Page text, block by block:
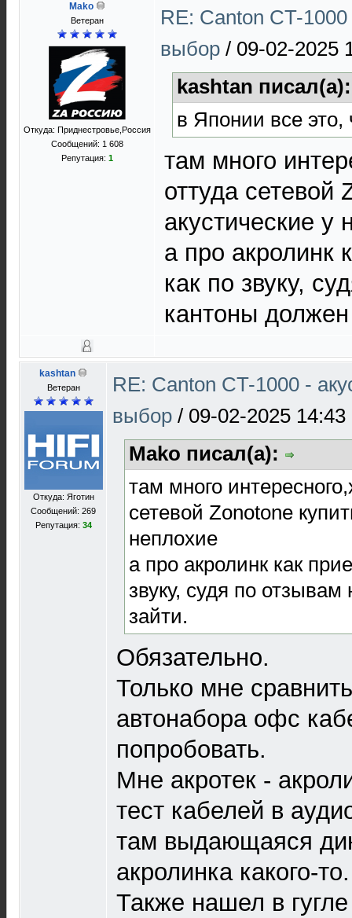
Mako
Ветеран
Откуда: Приднестровье,Россия
Сообщений: 1 608
Репутация: 1
RE: Canton CT-
выбор / 09-02-2025
kashtan
в Японии все это,
там много
оттуда сетевой
акустические у
а про акролинк
как по звуку,
кантоны должен
kashtan
Ветеран
Откуда: Яготин
Сообщений: 269
Репутация: 34
RE: Canton CT-1000 -
выбор / 09-02-2025 14:43
Mako писал(а):
там много
сетевой Zonotone
неплохие
а про акролинк как
звуку, судя по
зайти.
Обязательно.
Только мне
автонабора офс
попробовать.
Мне акротек -
тест кабелей в
там выдающаяся
акролинка какого-то.
Также нашел в